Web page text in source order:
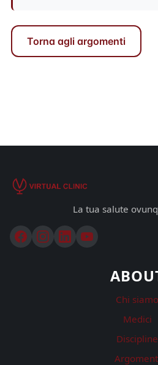
Torna agli argomenti
La tua salute
Chi siamo
Medici
Discipline